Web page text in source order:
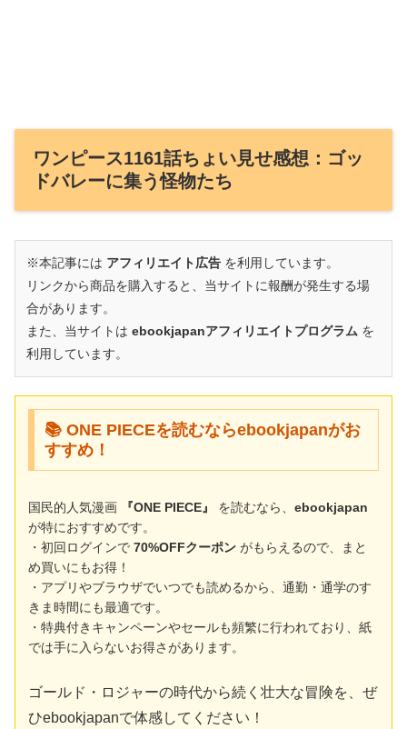
ワンピース1161話ちょい見せ感想：ゴッ
ドバレーに集う怪物たち
※本記事には アフィリエイト広告 を利用しています。
リンクから商品を購入すると、当サイトに報酬が発生する場
合があります。
また、当サイトは ebookjapanアフィリエイトプログラム を
利用しています。
📚 ONE PIECEを読むならebookjapanがお
すすめ！
国民的人気漫画 『ONE PIECE』 を読むなら、 ebookjapan
が特におすすめです。
・初回ログインで 70%OFFクーポン がもらえるので、まと
め買いにもお得！
・アプリやブラウザでいつでも読めるから、通勤・通学のす
きま時間にも最適です。
・特典付きキャンペーンやセールも頻繁に行われており、紙
では手に入らないお得さがあります。
ゴールド・ロジャーの時代から続く壮大な冒険を、ぜ
ひebookjapanで体感してください！